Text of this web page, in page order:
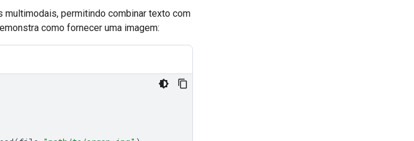
multimodais, permitindo combinar texto com
como fornecer uma imagem: